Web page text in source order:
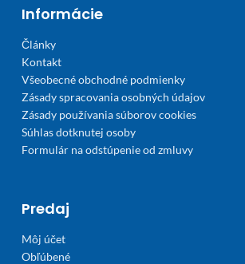
Informácie
Články
Kontakt
Všeobecné obchodné podmienky
Zásady spracovania osobných údajov
Zásady používania súborov cookies
Súhlas dotknutej osoby
Formulár na odstúpenie od zmluvy
Predaj
Môj účet
Obľúbené